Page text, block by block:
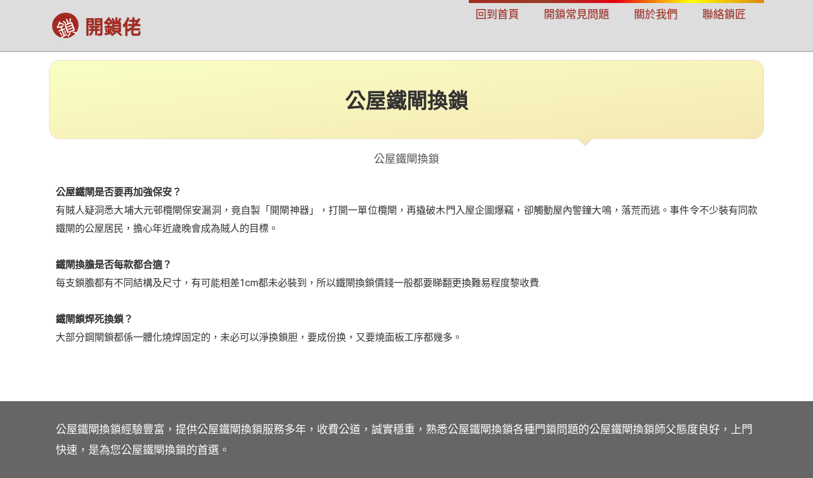
鎖 開鎖佬
回到首頁 開鎖常見問題 關於我們 聯絡鎖匠
公屋鐵閘換鎖
公屋鐵閘換鎖
公屋鐵閘是否要再加強保安？
有賊人疑洞悉大埔大元邨欖閘保安漏洞，竟自製「開閘神器」，打開一單位欖閘，再撬破木門入屋企圖爆竊，卻觸動屋內警鐘大鳴，落荒而逃。事件令不少裝有同款
鐵閘的公屋居民，擔心年近歲晚會成為賊人的目標。
鐵閘換膽是否每款都合適？
每支鎖膽都有不同結構及尺寸，有可能相差1cm都未必裝到，所以鐵閘換鎖價錢一般都要睇翻更換難易程度黎收費.
鐵閘鎖焊死換鎖？
大部分鋼閘鎖都係一體化燒焊固定的，未必可以淨换鎖胆，要成份换，又要燒面板工序都幾多。
公屋鐵閘換鎖經驗豐富，提供公屋鐵閘換鎖服務多年，收費公道，誠實穩重，熟悉公屋鐵閘換鎖各種門鎖問題的公屋鐵閘換鎖師父態度良好，上門
快速，是為您公屋鐵閘換鎖的首選。